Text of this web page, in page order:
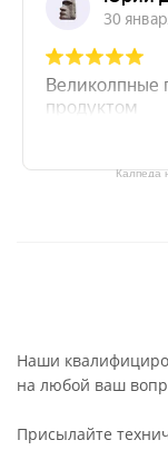
Калпеда
Наши
на любой ваш
Присылайте